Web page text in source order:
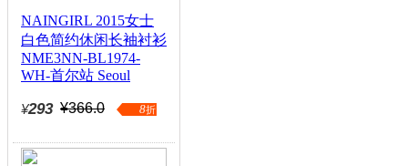
NAINGIRL 2015女士
白色简约休闲长袖衬衫
NME3NN-BL1974-
WH-首尔站 Seoul
¥293 ¥366.0 8折